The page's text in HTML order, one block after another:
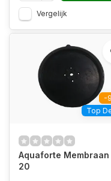
Vergelijk
-
Top
Aquaforte Membraan
20